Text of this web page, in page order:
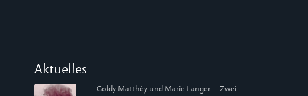
Aktuelles
Goldy Matthèy und Marie Langer – Zwei